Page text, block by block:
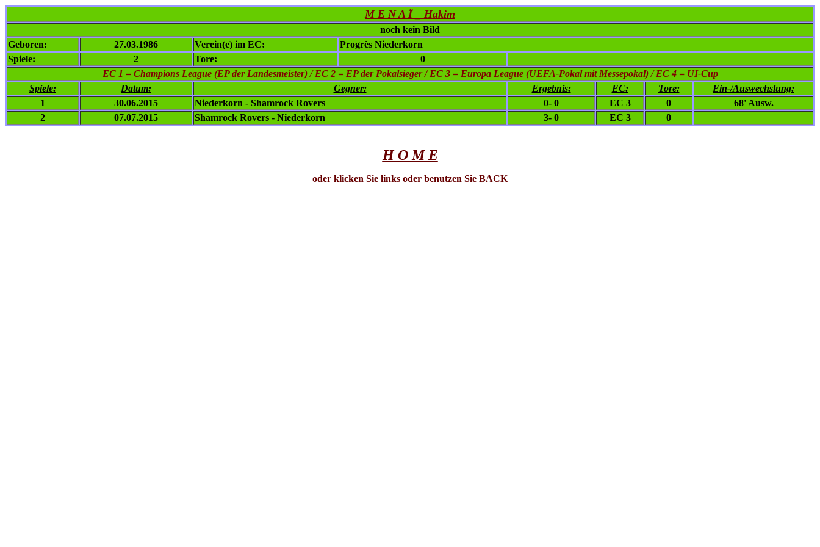
M E N A Ï _ Hakim
noch kein Bild
Geboren:
27.03.1986 Verein(e) im EC:
Progrès Niederkorn
Spiele:
2 Tore:
0
EC 1 = Champions League (EP der Landesmeister) / EC 2 = EP der Pokalsieger / EC 3 = Europa League (UEFA-Pokal mit Messepokal) / EC 4 = UI-Cup
Spiele:
Datum: Gegner: Ergebnis: EC: Tore:
Ein-/Auswechslung:
1
30.06.2015 Niederkorn - Shamrock Rovers 0- 0 EC 3 0
68' Ausw.
2
07.07.2015 Shamrock Rovers - Niederkorn 3- 0 EC 3 0
H O M E
oder klicken Sie links oder benutzen Sie BACK